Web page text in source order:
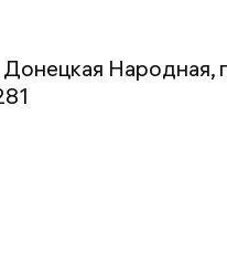
Народная,